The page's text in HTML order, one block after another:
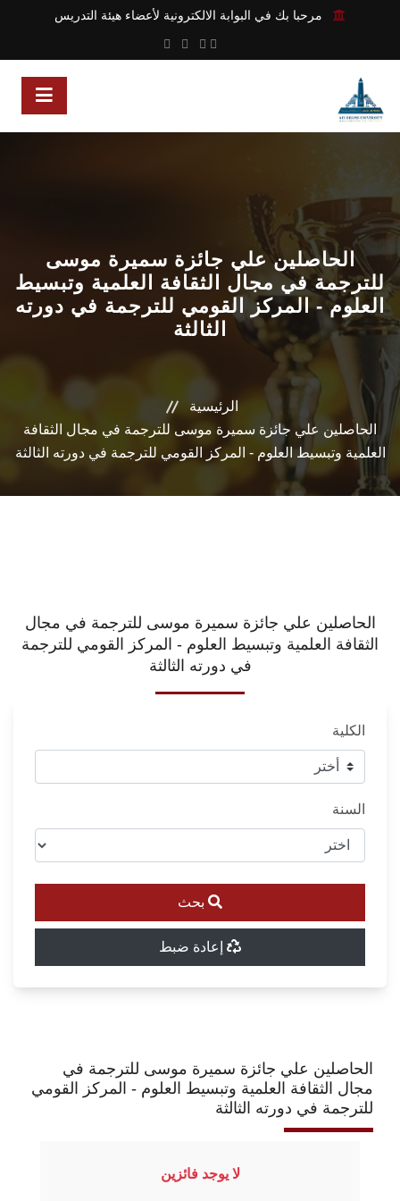
مرحبا بك في البوابة الالكترونية لأعضاء هيئة التدريس
الحاصلين علي جائزة سميرة موسى
للترجمة في مجال الثقافة العلمية وتبسيط
العلوم - المركز القومي للترجمة في دورته
الثالثة
الرئيسية
الحاصلين علي جائزة سميرة موسى للترجمة في مجال الثقافة
العلمية وتبسيط العلوم - المركز القومي للترجمة في دورته الثالثة
الحاصلين علي جائزة سميرة موسى للترجمة في مجال
الثقافة العلمية وتبسيط العلوم - المركز القومي للترجمة
في دورته الثالثة
الكلية
السنة
بحث
إعادة ضبط
الحاصلين علي جائزة سميرة موسى للترجمة في
مجال الثقافة العلمية وتبسيط العلوم - المركز القومي
للترجمة في دورته الثالثة
لا يوجد فائزين